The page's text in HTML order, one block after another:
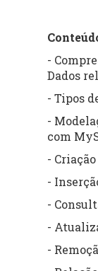
-
Dados
- Tipos
-
com
-
-
-
-
-